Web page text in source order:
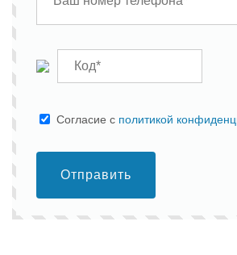
Cогласие с политикой
Отправить